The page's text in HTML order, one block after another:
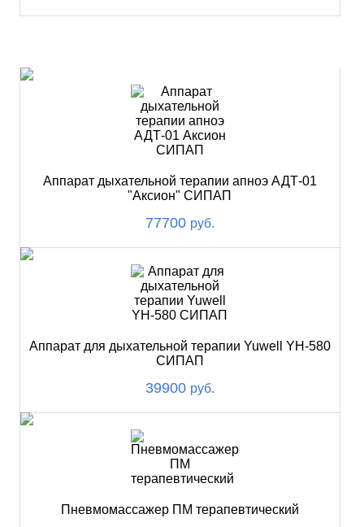
Аппарат дыхательной терапии апноэ АДТ-01
"Аксион" СИПАП
77700 руб.
Аппарат для дыхательной терапии Yuwell YH-580
СИПАП
39900 руб.
Пневмомассажер ПМ терапевтический